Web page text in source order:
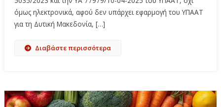
όμως ηλεκτρονικά, αφού δεν υπάρχει εφαρμογή του ΥΠΑΑΤ
για τη Δυτική Μακεδονία, […]
Διαβάστε περισσότερα